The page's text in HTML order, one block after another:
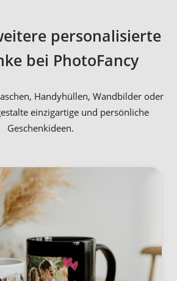
personalisierte
bei PhotoFancy
Handyhüllen, Wandbilder oder
einzigartige und persönliche
Geschenkideen.